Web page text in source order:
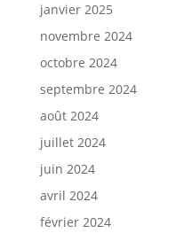
janvier 2025
novembre 2024
octobre 2024
septembre 2024
août 2024
juillet 2024
juin 2024
avril 2024
février 2024